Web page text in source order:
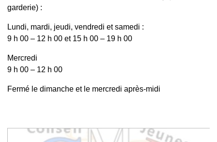
garderie) :
Lundi, mardi, jeudi, vendredi et samedi :
9 h 00 – 12 h 00 et 15 h 00 – 19 h 00
Mercredi
9 h 00 – 12 h 00
Fermé le dimanche et le mercredi après-midi